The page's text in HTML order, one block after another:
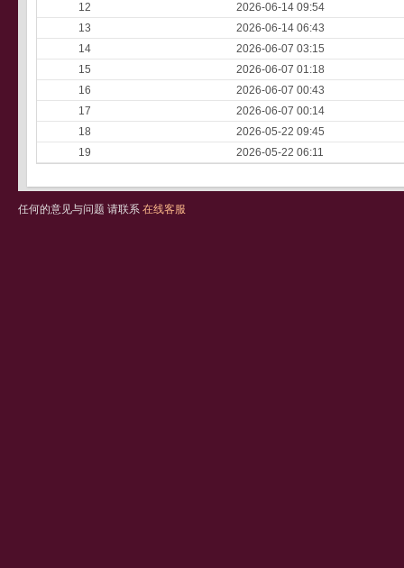
12
2026-06-14 09:54
13
2026-06-14 06:43
14
2026-06-07 03:15
15
2026-06-07 01:18
16
2026-06-07 00:43
17
2026-06-07 00:14
18
2026-05-22 09:45
19
2026-05-22 06:11
任何的意见与问题 请联系 在线客服